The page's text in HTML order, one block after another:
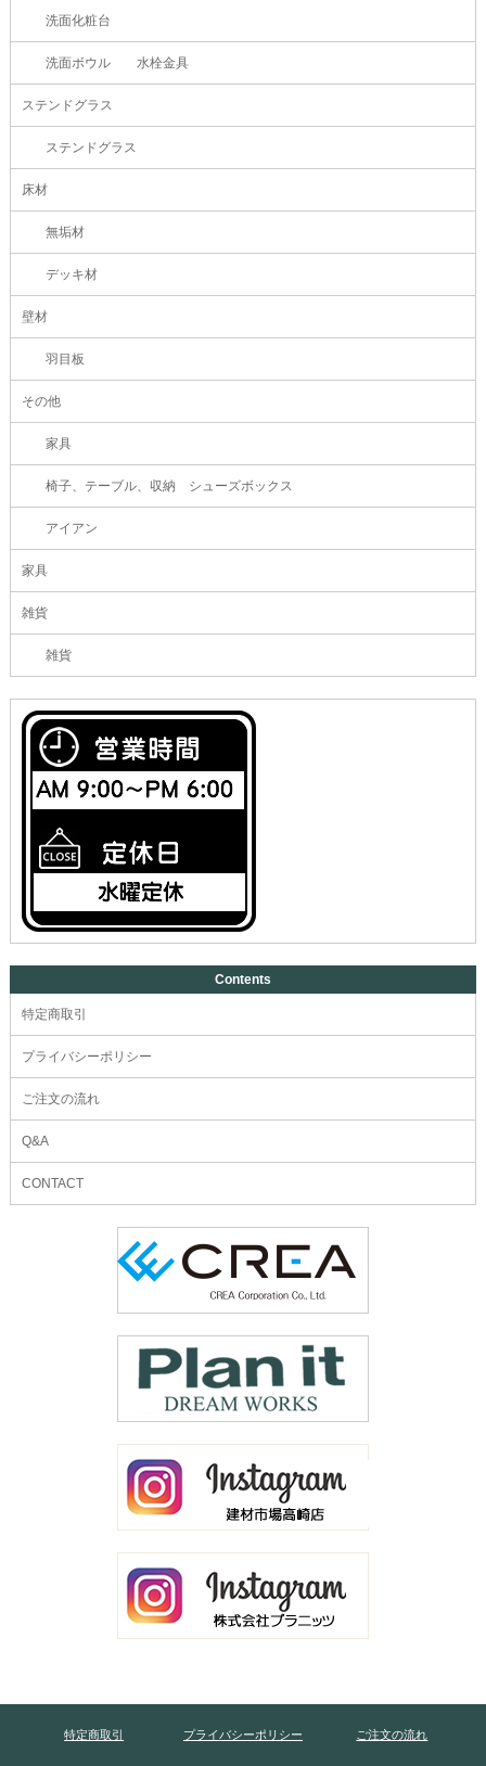
洗面化粧台
洗面ボウル 水栓金具
ステンドグラス
ステンドグラス
床材
無垢材
デッキ材
壁材
羽目板
その他
家具
椅子、テーブル、収納 シューズボックス
アイアン
家具
雑貨
雑貨
Contents
特定商取引
プライバシーポリシー
ご注文の流れ
Q&A
CONTACT
特定商取引 プライバシーポリシー ご注文の流れ